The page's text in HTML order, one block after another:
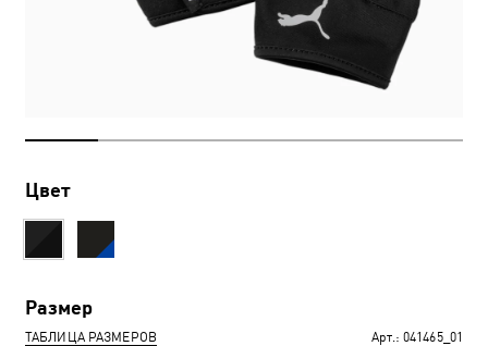
Цвет
Размер
ТАБЛИЦА РАЗМЕРОВ Арт.: 041465_01